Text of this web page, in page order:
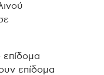
επίδομα
επίδομα